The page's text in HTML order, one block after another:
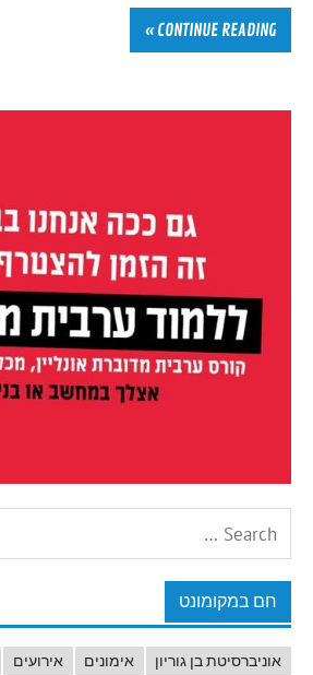
CONTINUE READING »
חם במקומונט
אוניברסיטת בן גוריון אימונים אירועים